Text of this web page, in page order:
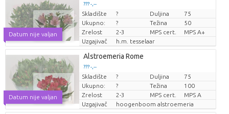
Datum nije valjan
??? -,--
Cijena po komadu
Skladište ? Duljina
75
Ukupno:
? Težina
50
Zrelost
2-3 MPS cert.
MPS A+
Uzgajivač
h.m. tesselaar
Datum nije valjan
Alstroemeria Rome
??? -,--
Cijena po komadu
Skladište ? Duljina
75
Ukupno:
? Težina
100
Zrelost
2-3 MPS cert.
MPS A
Uzgajivač
hoogenboom alstroemeria